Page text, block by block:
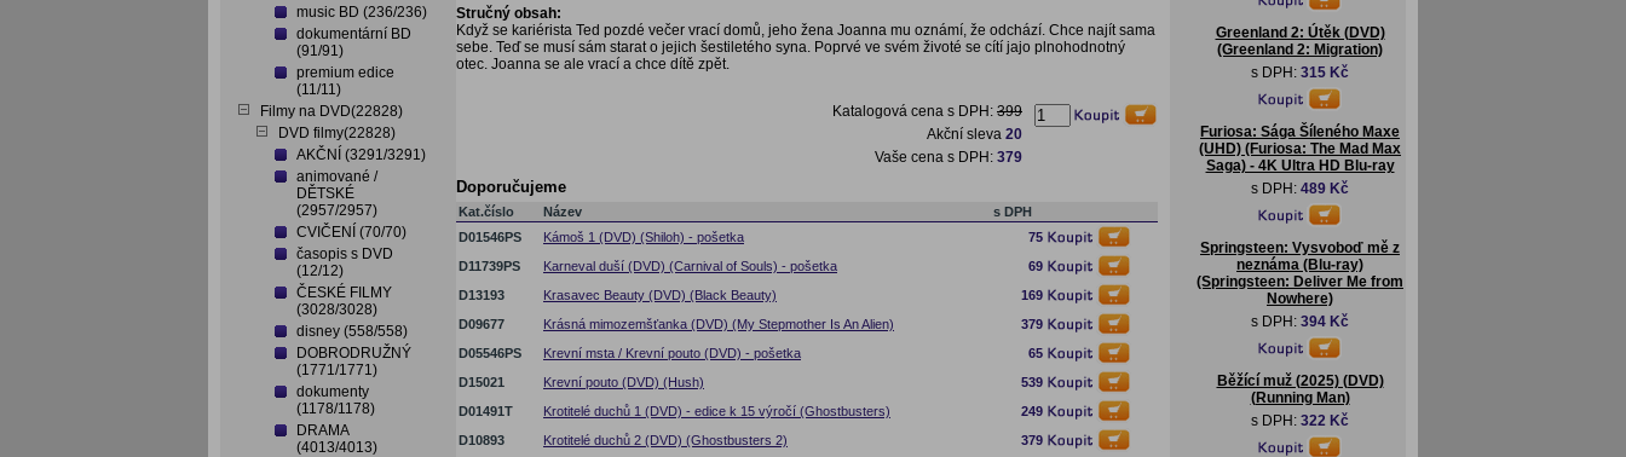
music BD (236/236)
dokumentární BD
(91/91)
premium edice
(11/11)
Filmy na DVD(22828)
DVD filmy(22828)
AKČNÍ (3291/3291)
animované /
DĚTSKÉ
(2957/2957)
CVIČENÍ (70/70)
časopis s DVD
(12/12)
ČESKÉ FILMY
(3028/3028)
disney (558/558)
DOBRODRUŽNÝ
(1771/1771)
dokumenty
(1178/1178)
DRAMA
(4013/4013)
Stručný obsah:
Když se kariérista Ted pozdé večer vrací domů, jeho žena Joanna mu oznámí, že odchází. Chce najít sama
sebe. Teď se musí sám starat o jejich šestiletého syna. Poprvé ve svém životé se cítí jajo plnohodnotný
otec. Joanna se ale vrací a chce dítě zpět.
Katalogová cena s DPH: 399
Akční sleva 20
Vaše cena s DPH: 379
Doporučujeme
Kat.číslo Název
s DPH
D01546PS
Kámoš 1 (DVD) (Shiloh) - pošetka
75
D11739PS
Karneval duší (DVD) (Carnival of Souls) - pošetka
69
D13193
Krasavec Beauty (DVD) (Black Beauty)
169
D09677
Krásná mimozemšťanka (DVD) (My Stepmother Is An Alien)
379
D05546PS
Krevní msta / Krevní pouto (DVD) - pošetka
65
D15021
Krevní pouto (DVD) (Hush)
539
D01491T
Krotitelé duchů 1 (DVD) - edice k 15 výročí (Ghostbusters)
249
D10893
Krotitelé duchů 2 (DVD) (Ghostbusters 2)
379
Greenland 2: Útěk (DVD)
(Greenland 2: Migration)
s DPH: 315 Kč
Furiosa: Sága Šíleného Maxe
(UHD) (Furiosa: The Mad Max
Saga) - 4K Ultra HD Blu-ray
s DPH: 489 Kč
Springsteen: Vysvoboď mě z
neznáma (Blu-ray)
(Springsteen: Deliver Me from
Nowhere)
s DPH: 394 Kč
Běžící muž (2025) (DVD)
(Running Man)
s DPH: 322 Kč